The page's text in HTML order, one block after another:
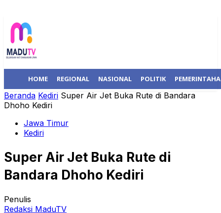
HOME REGIONAL NASIONAL POLITIK
Beranda Kediri Super Air Jet Buka Rute di Bandara
Dhoho Kediri
Jawa Timur
Kediri
Super Air Jet Buka Rute di
Bandara Dhoho Kediri
Penulis
Redaksi MaduTV